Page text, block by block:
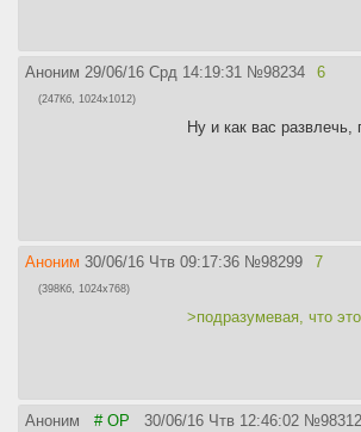
Аноним 29/06/16 Срд 14:19:31 №98234 6
(247Кб, 1024x1012)
Ну и как вас развлечь,
Аноним 30/06/16 Чтв 09:17:36 №98299 7
(398Кб, 1024x768)
>подразумевая, что
Аноним # OP 30/06/16 Чтв 12:46:02 №98312